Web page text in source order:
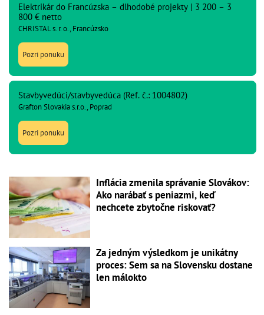
Elektrikár do Francúzska – dlhodobé projekty | 3 200 – 3
800 € netto
CHRISTAL s. r. o., Francúzsko
Pozri ponuku
Stavbyvedúci/stavbyvedúca (Ref. č.: 1004802)
Grafton Slovakia s.r.o., Poprad
Pozri ponuku
Inflácia zmenila správanie Slovákov:
Ako narábať s peniazmi, keď
nechcete zbytočne riskovať?
Za jedným výsledkom je unikátny
proces: Sem sa na Slovensku dostane
len málokto